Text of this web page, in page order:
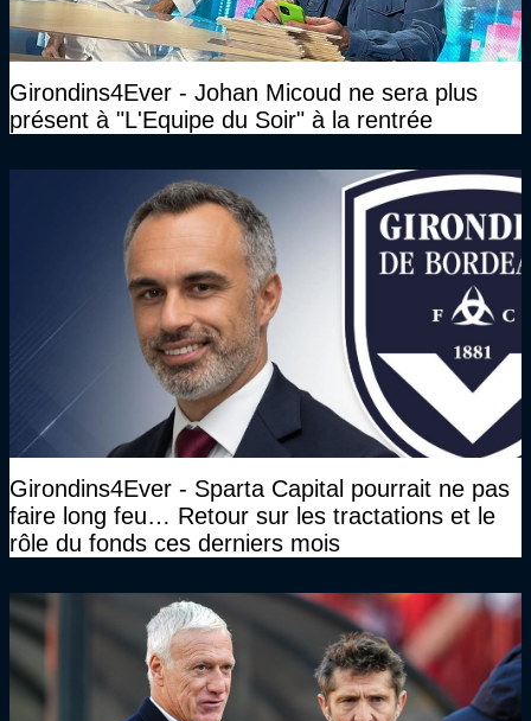
Girondins4Ever - Johan Micoud ne sera plus
présent à "L'Equipe du Soir" à la rentrée
Girondins4Ever - Sparta Capital pourrait ne pas
faire long feu… Retour sur les tractations et le
rôle du fonds ces derniers mois